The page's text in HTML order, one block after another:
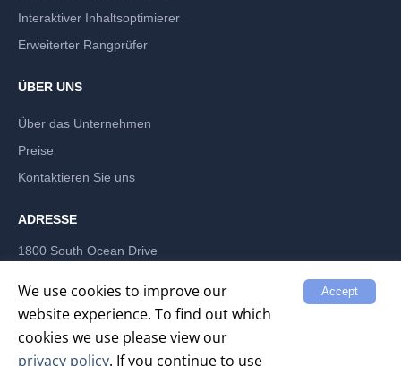
We use cookies to improve our
website experience. To find out which
cookies we use please view our
privacy policy. If you continue to use
Accept
Interaktiver Inhaltsoptimierer
Erweiterter Rangprüfer
ÜBER UNS
Über das Unternehmen
Preise
Kontaktieren Sie uns
ADRESSE
1800 South Ocean Drive
LABRIKA INC